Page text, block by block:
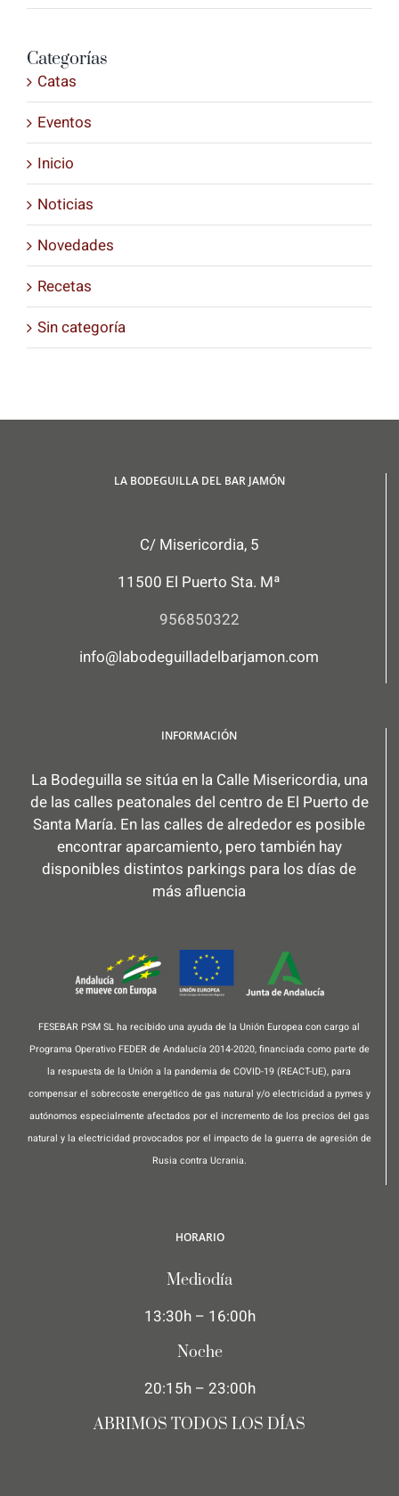
Categorías
Catas
Eventos
Inicio
Noticias
Novedades
Recetas
Sin categoría
LA BODEGUILLA DEL BAR JAMÓN
C/ Misericordia, 5
11500 El Puerto Sta. Mª
956850322
info@labodeguilladelbarjamon.com
INFORMACIÓN
La Bodeguilla se sitúa en la Calle Misericordia, una
de las calles peatonales del centro de El Puerto de
Santa María. En las calles de alrededor es posible
encontrar aparcamiento, pero también hay
disponibles distintos parkings para los días de
más afluencia
FESEBAR PSM SL ha recibido una ayuda de la Unión Europea con cargo al
Programa Operativo FEDER de Andalucía 2014-2020, financiada como parte de
la respuesta de la Unión a la pandemia de COVID-19 (REACT-UE), para
compensar el sobrecoste energético de gas natural y/o electricidad a pymes y
autónomos especialmente afectados por el incremento de los precios del gas
natural y la electricidad provocados por el impacto de la guerra de agresión de
Rusia contra Ucrania.
HORARIO
Mediodía
13:30h – 16:00h
Noche
20:15h – 23:00h
ABRIMOS TODOS LOS DÍAS